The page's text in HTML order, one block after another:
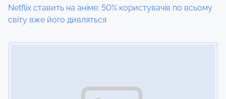
o
Netflix ставить на аніме: 50% користувачів по всьому
світу вже його дивляться